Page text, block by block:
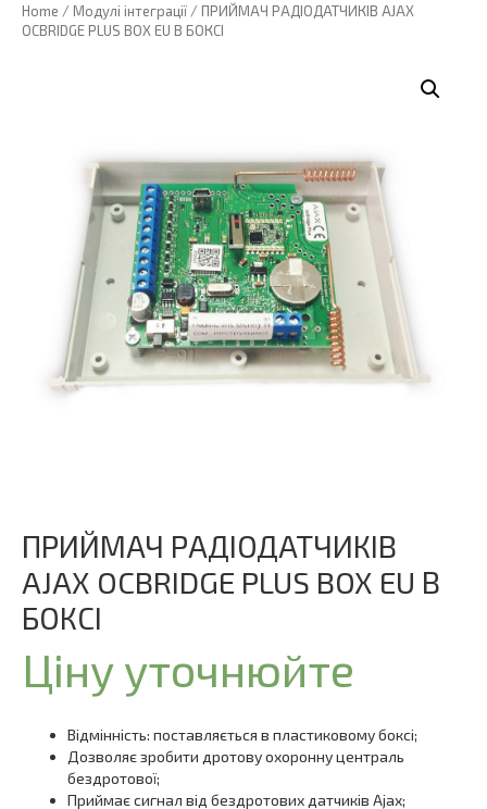
Home / Модулі інтеграції / ПРИЙМАЧ РАДІОДАТЧИКІВ AJAX
OCBRIDGE PLUS BOX EU В БОКСІ
ПРИЙМАЧ РАДІОДАТЧИКІВ
AJAX OCBRIDGE PLUS BOX EU В
БОКСІ
Ціну уточнюйте
Відмінність: поставляється в пластиковому боксі;
Дозволяє зробити дротову охоронну централь
бездротової;
Приймає сигнал від бездротових датчиків Ajax;